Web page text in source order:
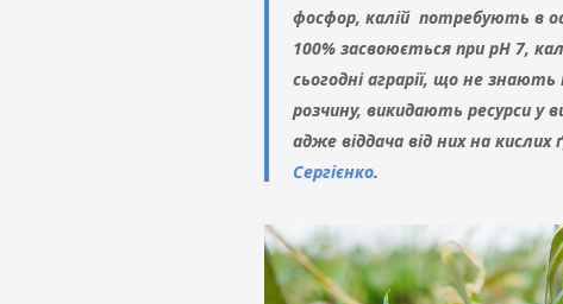
фосфор, калій потребують в
100% засвоюється при pH 7,
сьогодні аграрії, що не
розчину, викидають ресурси у
адже віддача від них на
Сергієнко.